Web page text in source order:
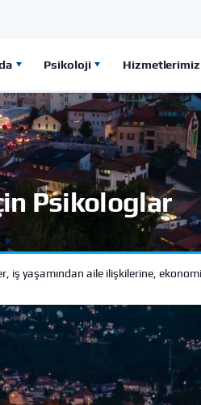
Psikoloji Hizmetlerimiz
Psikologlar
iş yaşamından aile ilişkilerine,